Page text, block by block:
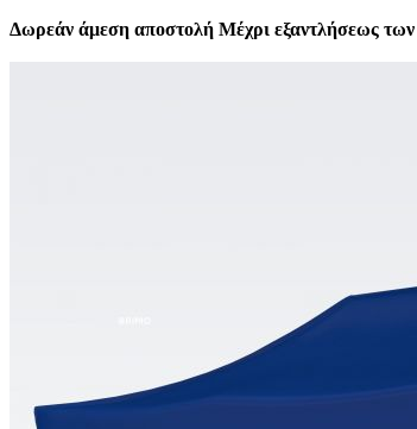
Δωρεάν άμεση αποστολή Μέχρι εξαντλήσεως